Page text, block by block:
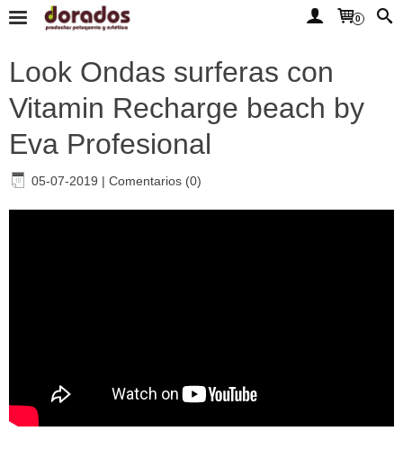
0
Look Ondas surferas con
Vitamin Recharge beach by
Eva Profesional
05-07-2019 | Comentarios (0)